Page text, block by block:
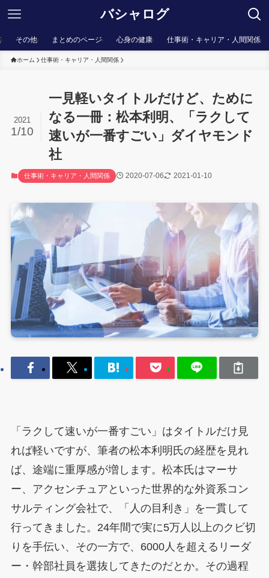
バシャログ
その他 まとめのページ 心身の健康 仕事術・キャリア・人間関係
ホーム 仕事術・キャリア・人間関係
一見軽いタイトルだけど、ために
なる一冊：松本利明、「ラクして
速いが一番すごい」ダイヤモンド
社
2021
1/10
仕事術・キャリア・人間関係 2020-07-06 2021-01-10
「ラクして速いが一番すごい」はタイトルだけ見
れば軽いですが、筆者の松本利明氏の経歴を見れ
ば、途端に重厚感が増します。松本氏はマーサ
ー、アクセンチュアといった世界的な外資系コン
サルティング会社で、「人の目利き」を一貫して
行ってきました。24年間で実に5万人以上のクビ切
りを手伝い、その一方で、6000人を超えるリーダ
ー・幹部社員を選抜してきたのだとか。その過程